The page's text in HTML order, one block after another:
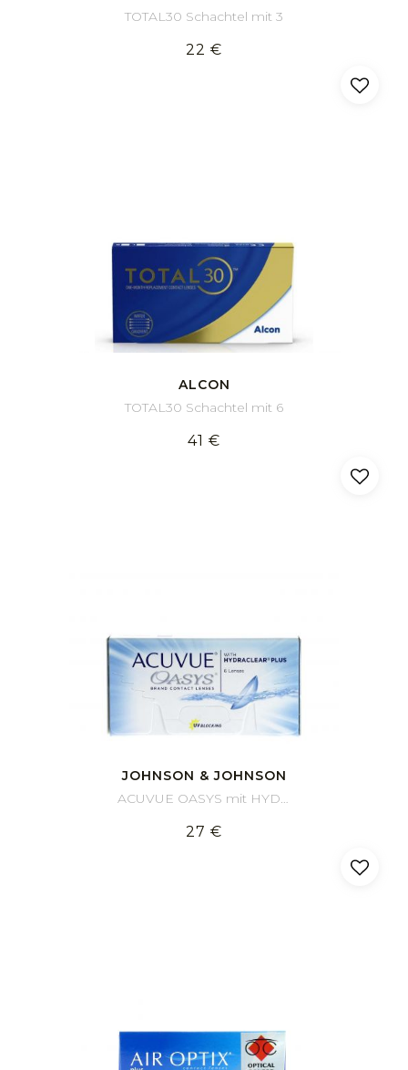
TOTAL30 Schachtel mit 3
22 €
ALCON
TOTAL30 Schachtel mit 6
41 €
JOHNSON & JOHNSON
ACUVUE OASYS mit HYDRACLEAR PLUS (6)
27 €